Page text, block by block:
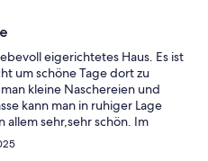
eigerichtetes Haus. Es ist
um schöne Tage dort zu
kleine Naschereien und
kann man in ruhiger Lage
allem sehr,sehr schön. Im
Klaus-Dieter -:)))Liebe